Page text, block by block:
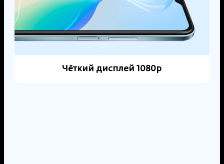
Чёткий дисплей 1080p